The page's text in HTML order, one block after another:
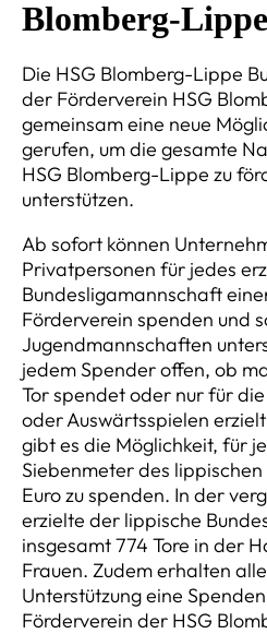
Blomberg-Lippe
Die HSG Blomberg-Lippe
der Förderverein HSG
gemeinsam eine neue
gerufen, um die gesamte
HSG Blomberg-Lippe zu
unterstützen.
Ab sofort können
Privatpersonen für jedes
Bundesligamannschaft
Förderverein spenden und
Jugendmannschaften
jedem Spender offen, ob
Tor spendet oder nur für
oder Auswärtsspielen
gibt es die Möglichkeit, für
Siebenmeter des
Euro zu spenden. In der
erzielte der lippische
insgesamt 774 Tore in der
Frauen. Zudem erhalten
Unterstützung eine
Förderverein der HSG